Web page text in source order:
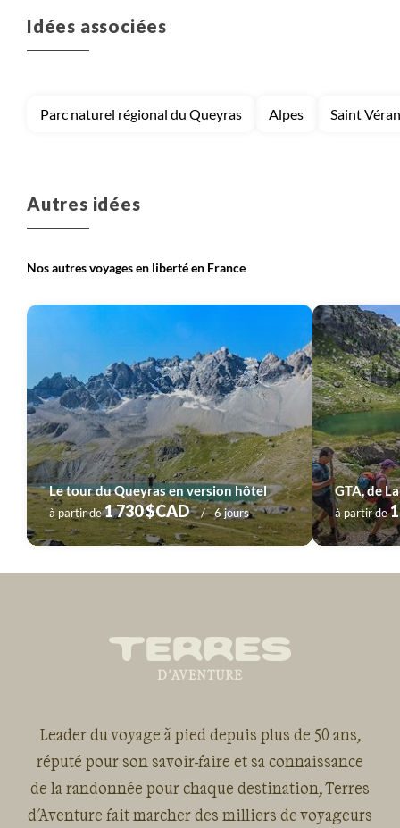
Voyage
Autres régions (France)
Provence - Côte d'Azur Voyage
Pyrénées
Voyage
Sud-Ouest Voyage
Vallée de la Loire
Idées associées
Parc naturel régional du Queyras Alpes Saint Véran
Autres idées
Nos autres voyages en liberté en France
Le tour du Queyras en version hôtel
à partir de1 730 $CAD 6 jours à partir de
Leader du voyage à pied depuis plus de 50 ans,
réputé pour son savoir-faire et sa connaissance
de la randonnée pour chaque destination, Terres
d'Aventure fait marcher des milliers de voyageurs